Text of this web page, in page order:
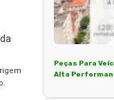
Peças Para
Alta